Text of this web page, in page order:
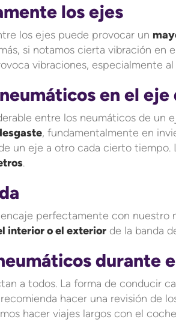
los ejes
los ejes puede provocar un
si notamos cierta vibración en
vibraciones, especialmente
en el
entre los neumáticos de un
, fundamentalmente en
un eje a otro cada cierto
.
perfectamente con nuestro
interior o el exterior de la banda
durante
a todos. La forma de conducir
hacer una revisión de
hacer viajes largos con el